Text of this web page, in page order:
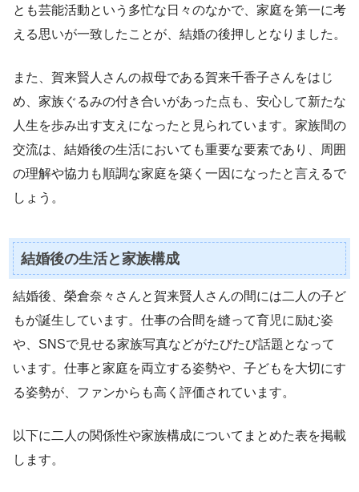
とも芸能活動という多忙な日々のなかで、家庭を第一に考
える思いが一致したことが、結婚の後押しとなりました。
また、賀来賢人さんの叔母である賀来千香子さんをはじ
め、家族ぐるみの付き合いがあった点も、安心して新たな
人生を歩み出す支えになったと見られています。家族間の
交流は、結婚後の生活においても重要な要素であり、周囲
の理解や協力も順調な家庭を築く一因になったと言えるで
しょう。
結婚後の生活と家族構成
結婚後、榮倉奈々さんと賀来賢人さんの間には二人の子ど
もが誕生しています。仕事の合間を縫って育児に励む姿
や、SNSで見せる家族写真などがたびたび話題となって
います。仕事と家庭を両立する姿勢や、子どもを大切にす
る姿勢が、ファンからも高く評価されています。
以下に二人の関係性や家族構成についてまとめた表を掲載
します。